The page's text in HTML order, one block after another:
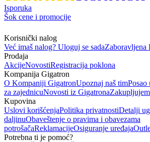
Isporuka
Šok cene i promocije
Korisnički nalog
Već imaš nalog? Uloguj se sadaZaboravljena
Prodaja
AkcijeNovostiRegistracija poklona
Kompanija Gigatron
O Kompaniji GigatronUpoznaj naš timPosao
za zajednicuNovosti iz Gigatrona
Kupovina
Uslovi korišćenjaPolitika privatnostiDetalji
daljinuObaveštenje o pravima i obavezama
potrošačaReklamacijeOsiguranje uređaja
Potrebna ti je pomoć?